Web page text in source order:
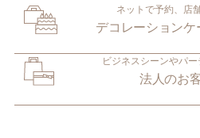
ネットで予約、店
デコレーションケ
ビジネスシーンやパ
法人のお